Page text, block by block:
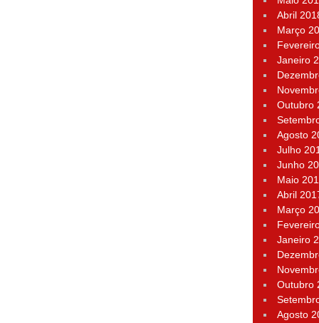
Abril
Março
Janeiro
Outubro
Agosto
Julho
Junho
Maio
Abril
Março
Janeiro
Outubro
Agosto